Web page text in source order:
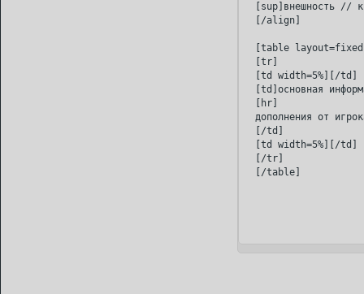
[sup]внешность //
[/align]
[table layout=fixed
[tr]
[td width=5%][/td]
[td]основная
[hr]
дополнения от
[/td]
[td width=5%][/td]
[/tr]